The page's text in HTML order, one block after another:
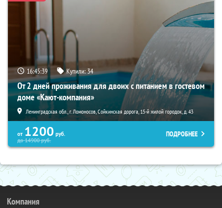
16:45:38 Купили:34
От 2 дней проживания для двоих с питанием в гостевом
доме «Кают-компания»
Ленинградская обл., г. Ломоносов, Сойкинская дорога, 15-й жилой городок, д. 43
от 1200 руб.
до14900руб.
ПОДРОБНЕЕ
Компания